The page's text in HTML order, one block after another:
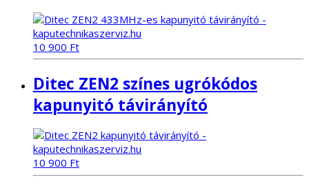
10 900 Ft
Ditec ZEN2 színes ugrókódos
kapunyitó távirányító
10 900 Ft